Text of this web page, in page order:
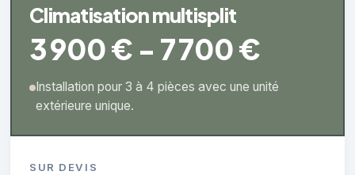
Climatisation multisplit
3 900 € - 7 700 €
Installation pour 3 à 4 pièces avec une unité
extérieure unique.
SUR DEVIS